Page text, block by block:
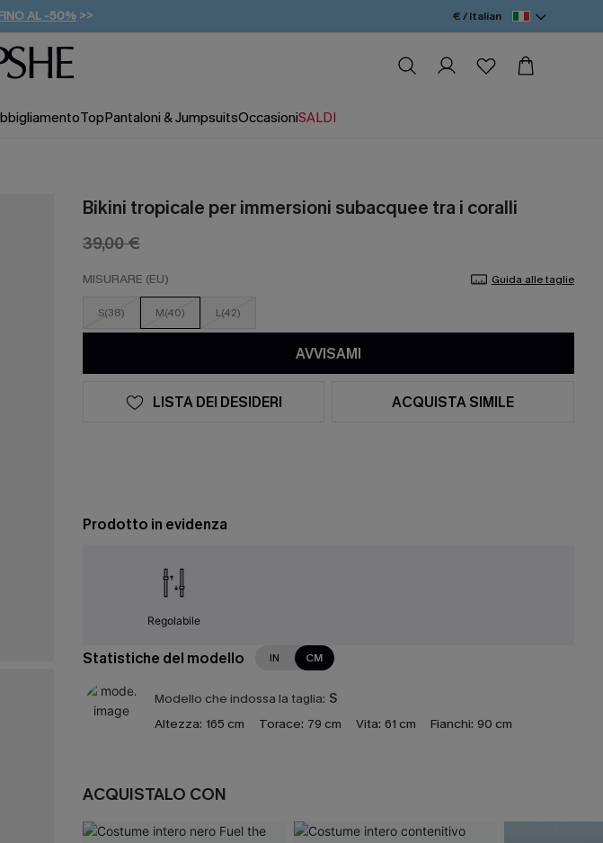
AL -50% >>
DA 49€
20% DI SCONTO*
€ / Italian
TopPantaloni & JumpsuitsOccasioniSALDI
Bikini tropicale per immersioni subacquee tra i coralli
39,00 €
MISURARE (EU) Guida alle taglie
S(38) M(40) L(42)
AVVISAMI
LISTA DEI DESIDERI ACQUISTA SIMILE
Prodotto in evidenza
Regolabile
Statistiche del modello IN CM
Modello che indossa la taglia: S
Altezza: 165 cm Torace: 79 cm Vita: 61 cm Fianchi: 90 cm
ACQUISTALO CON